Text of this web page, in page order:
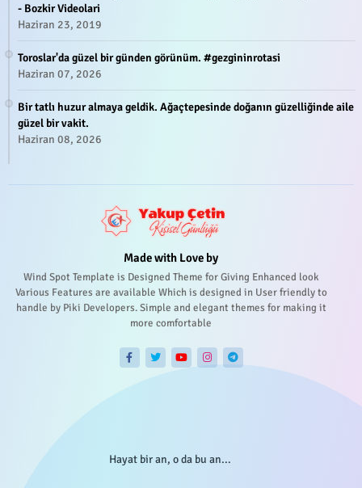
- Bozkir Videolari
Haziran 23, 2019
Toroslar'da güzel bir günden görünüm. #gezgininrotasi
Haziran 07, 2026
Bir tatlı huzur almaya geldik. Ağaçtepesinde doğanın güzelliğinde aile
güzel bir vakit.
Haziran 08, 2026
Made with Love by
Wind Spot Template is Designed Theme for Giving Enhanced look
Various Features are available Which is designed in User friendly to
handle by Piki Developers. Simple and elegant themes for making it
more comfortable
Hayat bir an, o da bu an...